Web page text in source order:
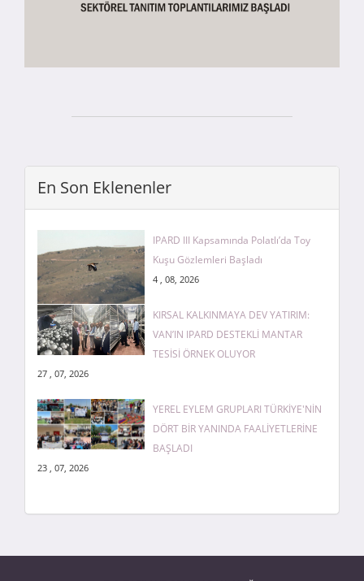
En Son Eklenenler
IPARD III Kapsamında Polatlı’da Toy
Kuşu Gözlemleri Başladı
4 , 08, 2026
KIRSAL KALKINMAYA DEV YATIRIM:
VAN’IN IPARD DESTEKLİ MANTAR
TESİSİ ÖRNEK OLUYOR
27 , 07, 2026
YEREL EYLEM GRUPLARI TÜRKİYE'NİN
DÖRT BİR YANINDA FAALİYETLERİNE
BAŞLADI
23 , 07, 2026